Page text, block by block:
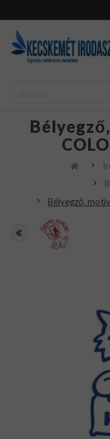
Bélyegző,